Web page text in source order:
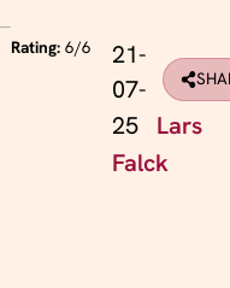
Rating: 6/6
21-
07-
25 Lars
Falck